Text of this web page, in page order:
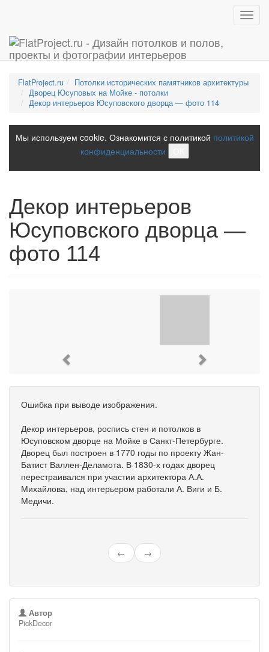
FlatProject.ru
Потолки исторических памятников архитектуры
Дворец Юсуповых на Мойке - потолки
Декор интерьеров Юсуповского дворца — фото 114
Мы используем cookie. Ознакомится с политикой политикой
конфиденциальности
Декор интерьеров
Юсуповского дворца —
фото 114
Ошибка при выводе изображения.
Декор интерьеров, роспись стен и потолков в
Юсуповском дворце на Мойке в Санкт-Петербурге.
Дворец был построен в 1770 годы по проекту Жан-
Батист Валлен-Деламота. В 1830-х годах дворец
перестраивался при участии архитектора А.А.
Михайлова, над интерьером работали А. Виги и Б.
Медичи.
← →
Автор
PickDecor